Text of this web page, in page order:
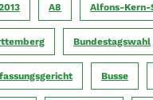
A8 Alfons-Kern-
Bundestagswahl
Busse